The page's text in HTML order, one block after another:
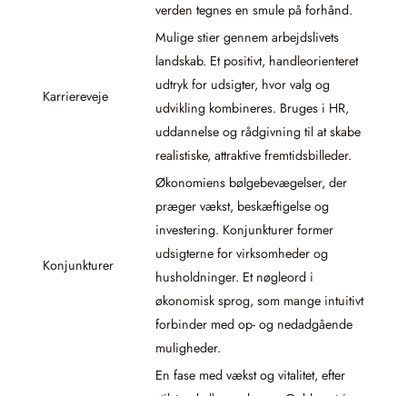
verden tegnes en smule på forhånd.
Karriereveje
Mulige stier gennem arbejdslivets
landskab. Et positivt, handleorienteret
udtryk for udsigter, hvor valg og
udvikling kombineres. Bruges i HR,
uddannelse og rådgivning til at skabe
realistiske, attraktive fremtidsbilleder.
Konjunkturer
Økonomiens bølgebevægelser, der
præger vækst, beskæftigelse og
investering. Konjunkturer former
udsigterne for virksomheder og
husholdninger. Et nøgleord i
økonomisk sprog, som mange intuitivt
forbinder med op- og nedadgående
muligheder.
En fase med vækst og vitalitet, efter